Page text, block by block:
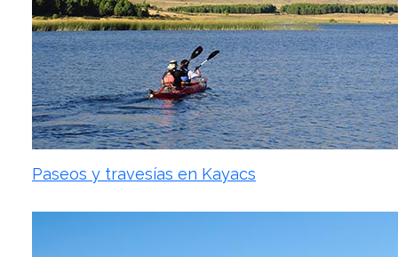
Paseos y travesías en Kayacs